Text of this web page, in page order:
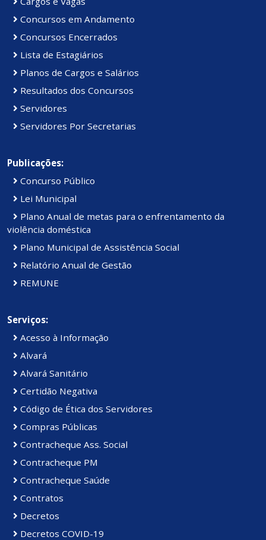
Concursos em Andamento
Concursos Encerrados
Lista de Estagiários
Planos de Cargos e Salários
Resultados dos Concursos
Servidores
Servidores Por Secretarias
Publicações:
Concurso Público
Lei Municipal
Plano Anual de metas para o enfrentamento da
violência doméstica
Plano Municipal de Assistência Social
Relatório Anual de Gestão
REMUNE
Serviços:
Acesso à Informação
Alvará
Alvará Sanitário
Certidão Negativa
Código de Ética dos Servidores
Compras Públicas
Contracheque Ass. Social
Contracheque PM
Contracheque Saúde
Contratos
Decretos
Decretos COVID-19